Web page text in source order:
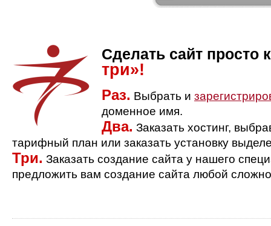
Сделать сайт просто
три»!
Раз. Выбрать и
доменное имя.
Два. Заказать хостинг,
тарифный план или заказать установку
Три. Заказать создание сайта у нашего
предложить вам создание сайта любой